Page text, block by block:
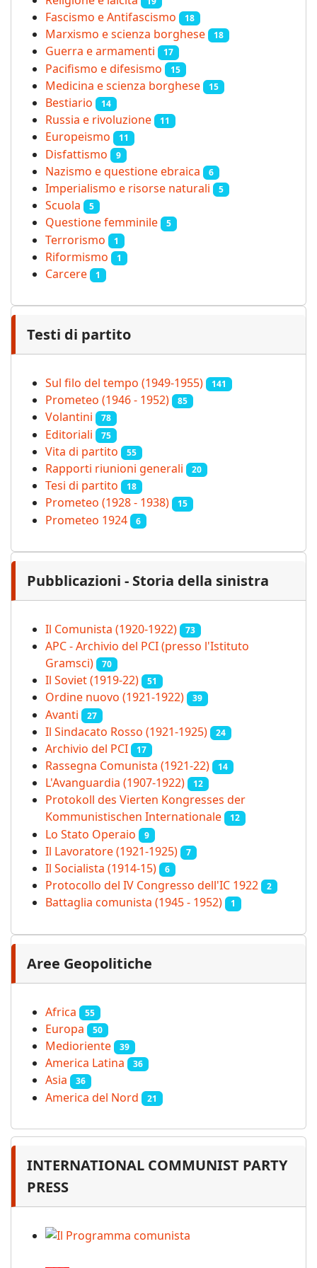
Fascismo e Antifascismo 18
Marxismo e scienza borghese 18
Guerra e armamenti 17
Pacifismo e difesismo 15
Medicina e scienza borghese 15
Bestiario 14
Russia e rivoluzione 11
Europeismo 11
Disfattismo 9
Nazismo e questione ebraica 6
Imperialismo e risorse naturali 5
Scuola 5
Questione femminile 5
Terrorismo 1
Riformismo 1
Carcere 1
Testi di partito
Sul filo del tempo (1949-1955) 141
Prometeo (1946 - 1952) 85
Volantini 78
Editoriali 75
Vita di partito 55
Rapporti riunioni generali 20
Tesi di partito 18
Prometeo (1928 - 1938) 15
Prometeo 1924 6
Pubblicazioni - Storia della sinistra
Il Comunista (1920-1922) 73
APC - Archivio del PCI (presso l'Istituto
Gramsci)
70
Il Soviet (1919‑22) 51
Ordine nuovo (1921-1922) 39
Avanti 27
Il Sindacato Rosso (1921-1925) 24
Archivio del PCI 17
Rassegna Comunista (1921‑22) 14
L'Avanguardia (1907-1922) 12
Protokoll des Vierten Kongresses der
Kommunistischen Internationale
12
Lo Stato Operaio 9
Il Lavoratore (1921-1925) 7
Il Socialista (1914‑15) 6
Protocollo del IV Congresso dell'IC 1922 2
Battaglia comunista (1945 - 1952) 1
Aree Geopolitiche
Africa 55
Europa 50
Medioriente 39
America Latina 36
Asia 36
America del Nord 21
INTERNATIONAL COMMUNIST PARTY
PRESS